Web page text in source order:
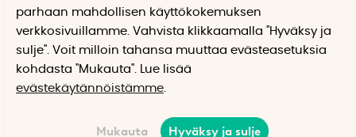
parhaan mahdollisen käyttökokemuksen
verkkosivuillamme. Vahvista klikkaamalla "Hyväksy ja
sulje". Voit milloin tahansa muuttaa evästeasetuksia
kohdasta "Mukauta". Lue lisää
evästekäytännöistämme
Mukauta Hyväksy ja sulje